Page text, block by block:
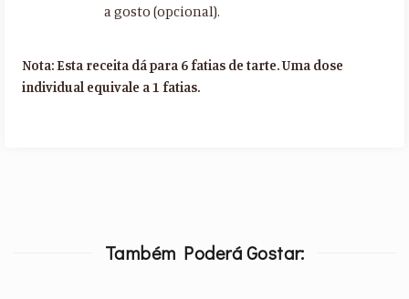
a gosto (opcional).
Nota: Esta receita dá para 6 fatias de tarte. Uma dose
individual equivale a 1 fatias.
Também Poderá Gostar: